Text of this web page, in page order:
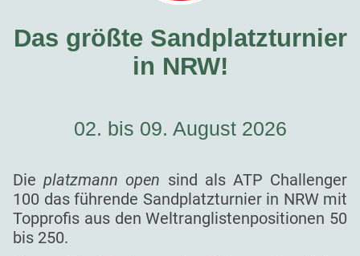
Das größte Sandplatzturnier
in NRW!
02. bis 09. August 2026
Dieplatzmann open sind als ATP Challenger
100 das führende Sandplatzturnier in NRW mit
Topprofis aus den Weltranglistenpositionen 50
bis 250.